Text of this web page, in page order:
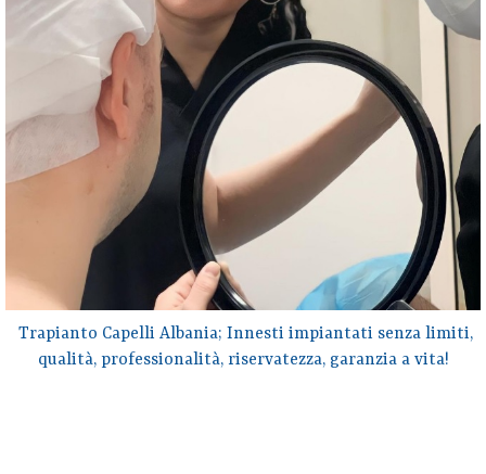
Trapianto Capelli Albania; Innesti impiantati senza limiti,
qualità, professionalità, riservatezza, garanzia a vita!